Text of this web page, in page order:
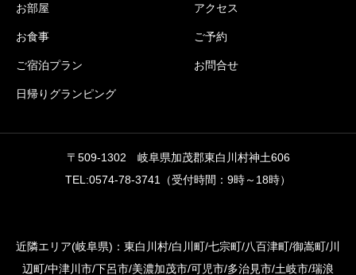
お部屋
お食事
ご宿泊プラン
日帰りグランピング
アクセス
ご予約
お問合せ
〒509-1302 岐阜県加茂郡東白川村神土606
TEL:0574-78-3741（受付時間：9時～18時）
近隣エリア(岐阜県)：東白川村/白川町/七宗町/八百津町/御嵩町/川
辺町/中津川市/下呂市/美濃加茂市/可児市/多治見市/土岐市/瑞浪